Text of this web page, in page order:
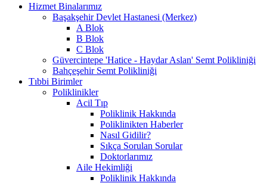
Hizmet Binalarımız
Başakşehir Devlet Hastanesi (Merkez)
A Blok
B Blok
C Blok
Güvercintepe 'Hatice - Haydar Aslan' Semt Polikliniği
Bahçeşehir Semt Polikliniği
Tıbbi Birimler
Poliklinikler
Acil Tıp
Poliklinik Hakkında
Poliklinikten Haberler
Nasıl Gidilir?
Sıkça Sorulan Sorular
Doktorlarımız
Aile Hekimliği
Poliklinik Hakkında